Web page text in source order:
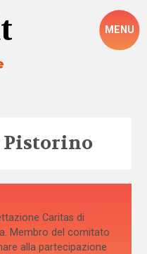
MENU
Pistorino
Caritas di
Membro del comitato
alla partecipazione